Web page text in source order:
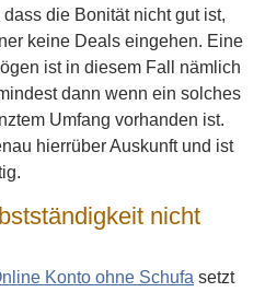
die Bonität nicht gut ist,
keine Deals eingehen. Eine
ist in diesem Fall nämlich
dann wenn ein solches
Umfang vorhanden ist.
hierrüber Auskunft und ist
nicht
Konto ohne Schufa setzt